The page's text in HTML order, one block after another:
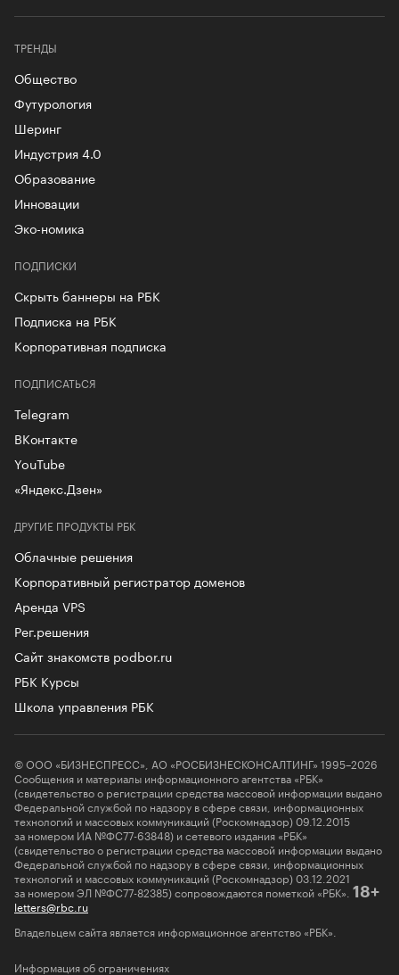
ТРЕНДЫ
Общество
Футурология
Шеринг
Индустрия 4.0
Образование
Инновации
Эко-номика
ПОДПИСКИ
Скрыть баннеры на РБК
Подписка на РБК
Корпоративная подписка
ДРУГИЕ ПРОДУКТЫ РБК
Облачные решения
Корпоративный регистратор доменов
Аренда VPS
Рег.решения
Сайт знакомств podbor.ru
РБК Курсы
Школа управления РБК
ПОДПИСАТЬСЯ
Telegram
ВКонтакте
YouTube
«Яндекс.Дзен»
© ООО «БИЗНЕСПРЕСС», АО «РОСБИЗНЕСКОНСАЛТИНГ» 1995–2026
Сообщения и материалы информационного агентства «РБК»
(свидетельство о регистрации средства массовой информации выдано
Федеральной службой по надзору в сфере связи, информационных
технологий и массовых коммуникаций (Роскомнадзор) 09.12.2015
за номером ИА №ФС77-63848) и сетевого издания «РБК»
(свидетельство о регистрации средства массовой информации выдано
Федеральной службой по надзору в сфере связи, информационных
технологий и массовых коммуникаций (Роскомнадзор) 03.12.2021
за номером ЭЛ №ФС77-82385) сопровождаются пометкой «РБК». 18+
letters@rbc.ru
Владельцем сайта является информационное агентство «РБК».
Информация об ограничениях